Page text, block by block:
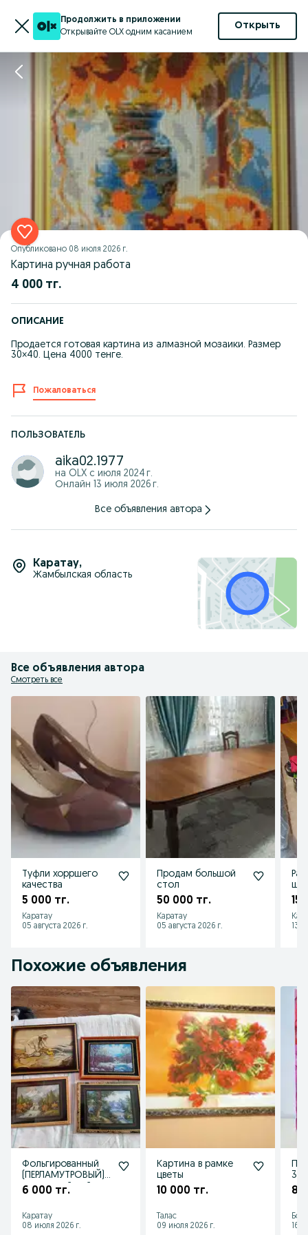
Продолжить в приложении
Открывайте OLX одним касанием
Открыть
Опубликовано 08 июля 2026 г.
Картина ручная работа
4 000 тг.
ОПИСАНИЕ
Продается готовая картина из алмазной мозаики. Размер
30×40. Цена 4000 тенге.
Пожаловаться
ПОЛЬЗОВАТЕЛЬ
aika02.1977
на OLX с июля 2024 г.
Онлайн 13 июля 2026 г.
Все объявления автора
Каратау,
Жамбылская область
Все объявления автора
Смотреть все
Туфли хорршего
качества
5 000 тг.
Каратау
05 августа 2026 г.
Продам большой
стол
50 000 тг.
Каратау
05 августа 2026 г.
15
13
Похожие объявления
Фольгированный
(ПЕРЛАМУТРОВЫЙ)
настенный пейзаж
6 000 тг.
Каратау
08 июля 2026 г.
Картина в рамке
цветы
10 000 тг.
Талас
09 июля 2026 г.
8
16